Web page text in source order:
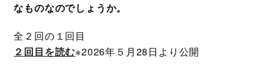
なものなのでしょうか。
全２回の１回目
２回目を読む※2026年５月28日より公開